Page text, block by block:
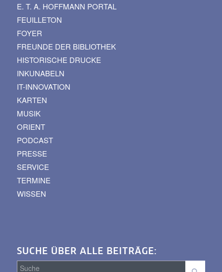
E. T. A. HOFFMANN PORTAL
FEUILLETON
FOYER
FREUNDE DER BIBLIOTHEK
HISTORISCHE DRUCKE
INKUNABELN
IT-INNOVATION
KARTEN
MUSIK
ORIENT
PODCAST
PRESSE
SERVICE
TERMINE
WISSEN
SUCHE ÜBER ALLE BEITRÄGE: